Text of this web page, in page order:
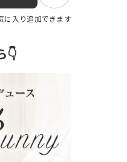
に入り追加できます
👇